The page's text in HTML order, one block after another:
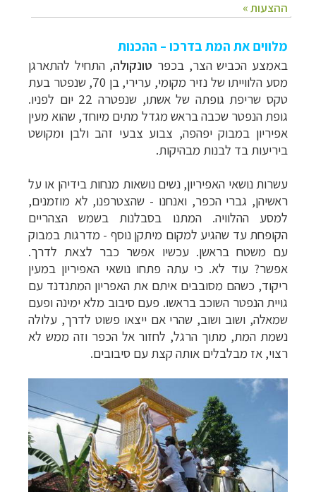
מלווים את המת בדרכו – ההכנות
באמצע הכביש הצר, בכפר טונקולה, התחיל להתארגן
מסע הלווייתו של נזיר מקומי, ערירי, בן 70, שנפטר בעת
טקס שריפת גופתה של אשתו, שנפטרה 22 יום לפניו.
גופת הנפטר שכבה בראש מגדל מתים מיוחד, שהוא מעין
אפיריון במבוק יפהפה, צבוע צבעי זהב ולבן ומקושט
ביריעות בד לבנות מבהיקות.
עשרות נושאי האפיריון, נשים נושאות מנחות בידיהן או על
ראשיהן, גברי הכפר, ואנחנו - שהצטרפנו, לא מוזמנים,
למסע ההלוויה. המתנו בסבלנות בשמש הצהריים
הקופחת עד שהגיע למקום מיתקן נוסף - מדרגות במבוק
עם משטח בראשן. עכשיו אפשר כבר לצאת לדרך.
אפשר? עוד לא. כי עתה פתחו נושאי האפיריון במעין
ריקוד, כשהם מסובבים איתם את האפריון המתנדנד עם
גויית הנפטר השוכב בראשו. פעם סיבוב מלא ימינה ופעם
שמאלה, ושוב ושוב, שהרי אם ייצאו פשוט לדרך, עלולה
נשמת המת, מתוך הרגל, לחזור אל הכפר וזה ממש לא
רצוי, אז מבלבלים אותה קצת עם סיבובים.